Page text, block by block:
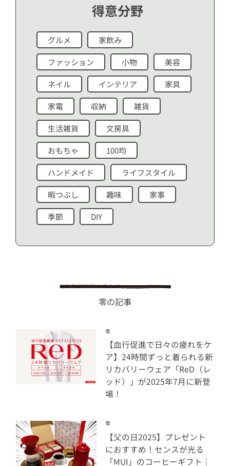
得意分野
グルメ 家飲み
ファッション 小物 美容
ネイル インテリア 家具
家電 収納 雑貨
生活雑貨 文房具
おもちゃ 100均
ハンドメイド ライフスタイル
暇つぶし 趣味 家事
季節 DIY
零の記事
零
【血行促進で日々の疲れをケ
ア】24時間ずっと着られる新
リカバリーウェア「ReD（レ
ッド）」が2025年7月に新登
場！
零
【父の日2025】プレゼント
におすすめ！センスが光る
「MUI」のコーヒーギフト｜